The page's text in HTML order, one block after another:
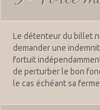
Le détenteur du billet
demander une
fortuit
de perturber le bon
le cas échéant sa